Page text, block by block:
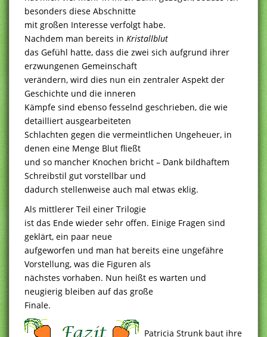
besonders diese Abschnitte
mit großen Interesse verfolgt habe.
Nachdem man bereits in Kristallblut
das Gefühl hatte, dass die zwei sich aufgrund ihrer
erzwungenen Gemeinschaft
verändern, wird dies nun ein zentraler Aspekt der
Geschichte und die inneren
Kämpfe sind ebenso fesselnd geschrieben, die wie
detailliert ausgearbeiteten
Schlachten gegen die vermeintlichen Ungeheuer, in
denen eine Menge Blut fließt
und so mancher Knochen bricht – Dank bildhaftem
Schreibstil gut vorstellbar und
dadurch stellenweise auch mal etwas eklig.
Als mittlerer Teil einer Trilogie
ist das Ende wieder sehr offen. Einige Fragen sind
geklärt, ein paar neue
aufgeworfen und man hat bereits eine ungefähre
Vorstellung, was die Figuren als
nächstes vorhaben. Nun heißt es warten und
neugierig bleiben auf das große
Finale.
Patricia Strunk baut ihre